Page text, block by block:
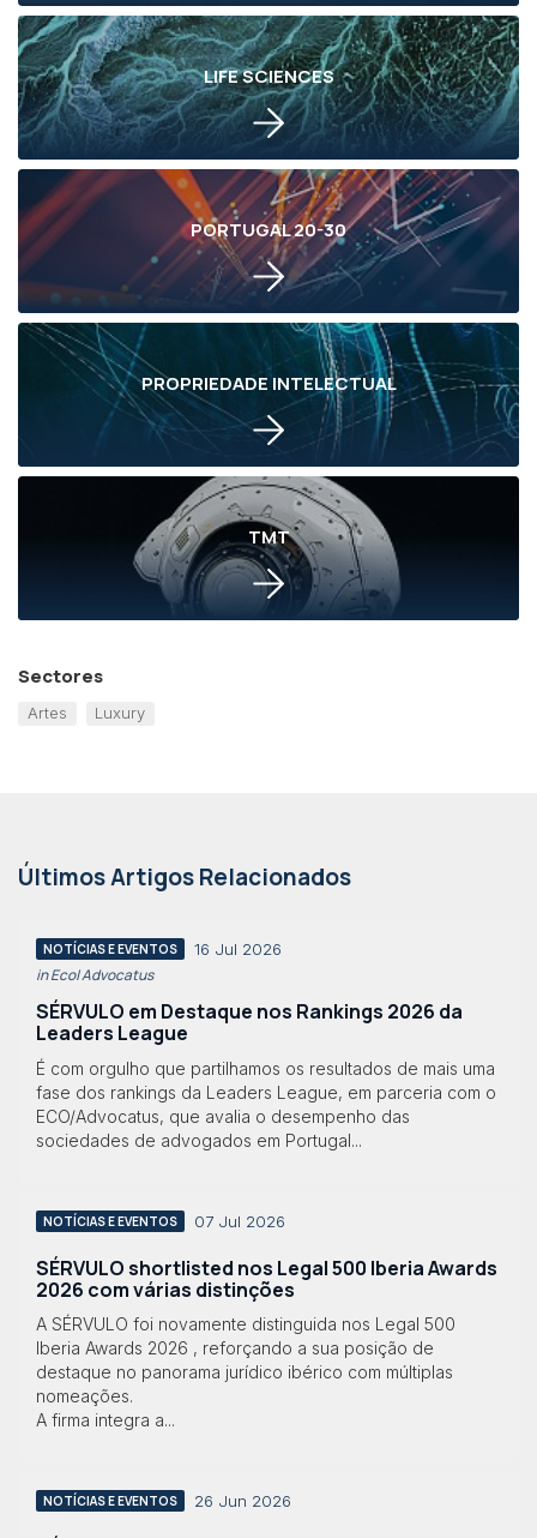
LIFE SCIENCES
PORTUGAL 20-30
PROPRIEDADE INTELECTUAL
TMT
Sectores
Artes Luxury
Últimos Artigos Relacionados
NOTÍCIAS E EVENTOS 16 Jul 2026
in Eco| Advocatus
SÉRVULO em Destaque nos Rankings 2026 da
Leaders League
É com orgulho que partilhamos os resultados de mais uma
fase dos rankings da Leaders League, em parceria com o
ECO/Advocatus, que avalia o desempenho das
sociedades de advogados em Portugal...
NOTÍCIAS E EVENTOS 07 Jul 2026
SÉRVULO shortlisted nos Legal 500 Iberia Awards
2026 com várias distinções
A SÉRVULO foi novamente distinguida nos Legal 500
Iberia Awards 2026 , reforçando a sua posição de
destaque no panorama jurídico ibérico com múltiplas
nomeações.
A firma integra a...
NOTÍCIAS E EVENTOS 26 Jun 2026